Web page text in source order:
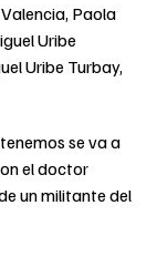
Paola
Uribe
Uribe Turbay,
se va a
el doctor
un militante del